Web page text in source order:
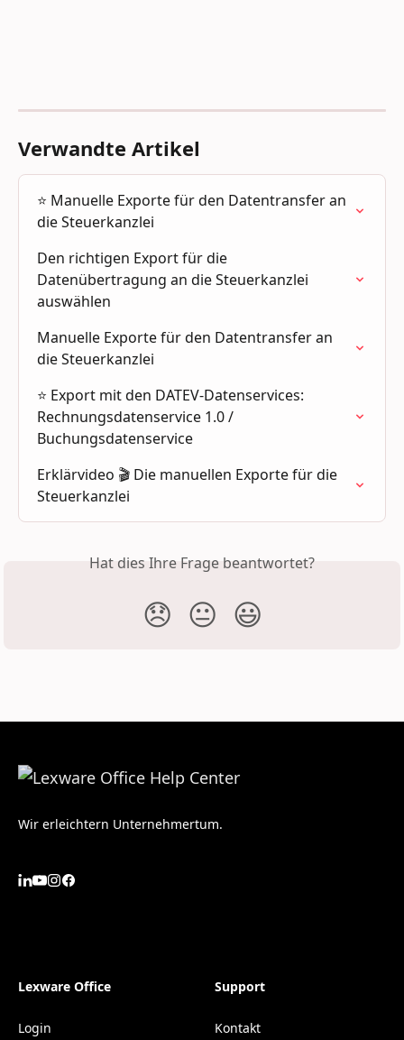
Verwandte Artikel
⭐️ Manuelle Exporte für den Datentransfer an
die Steuerkanzlei
Den richtigen Export für die
Datenübertragung an die Steuerkanzlei
auswählen
Manuelle Exporte für den Datentransfer an
die Steuerkanzlei
⭐ Export mit den DATEV-Datenservices:
Rechnungsdatenservice 1.0 /
Buchungsdatenservice
Erklärvideo 🎬 Die manuellen Exporte für die
Steuerkanzlei
Hat dies Ihre Frage beantwortet?
😞 😐 😃
Wir erleichtern Unternehmertum.
Lexware Office
Login
Support
Kontakt